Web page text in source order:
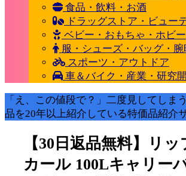
食品・飲料・お酒
ドラッグストア・ビュー
ベビー・おもちゃ・ホビー
服・シューズ・バッグ・腕
スポーツ・アウトドア
車＆バイク・産業・研究
「え、この値段で？」二度見してしま
品を20年以上紹介している特価品紹介
【30日返品無料】リッ
カール 100Lキャリー